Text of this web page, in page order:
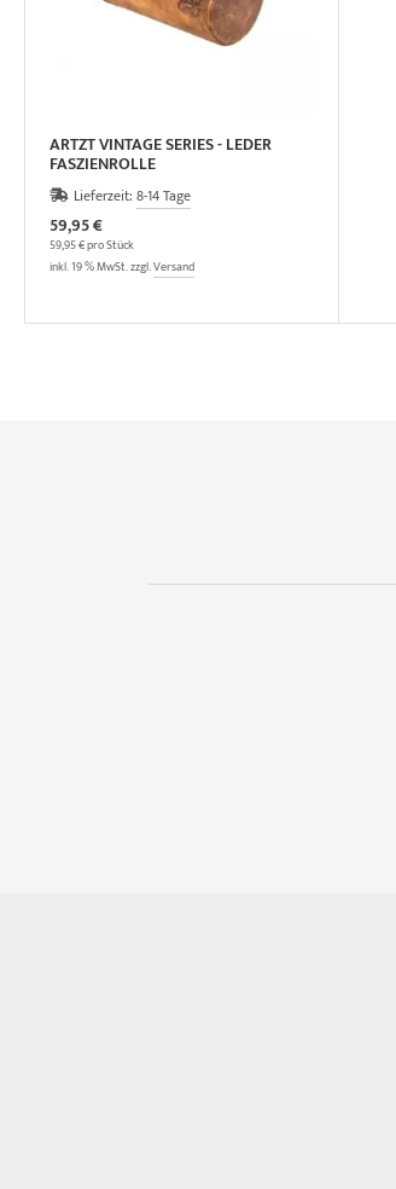
ARTZT VINTAGE SERIES - LEDER
FASZIENROLLE
Lieferzeit: 8-14 Tage
59,95 €
59,95 € pro Stück
inkl. 19 % MwSt. zzgl.Versand